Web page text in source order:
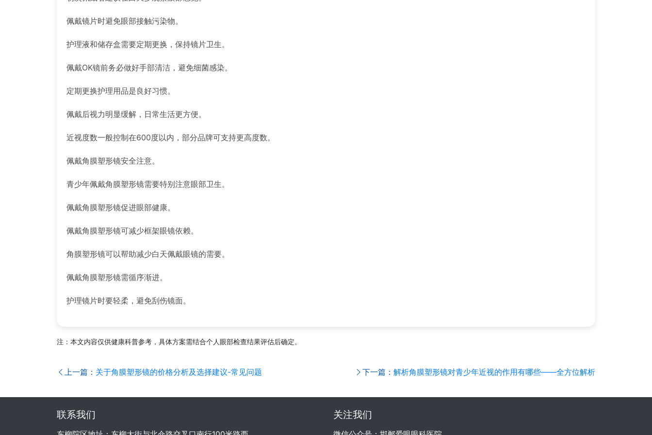
佩戴镜片时避免眼部接触污染物。
护理液和储存盒需要定期更换，保持镜片卫生。
佩戴OK镜前务必做好手部清洁，避免细菌感染。
定期更换护理用品是良好习惯。
佩戴后视力明显缓解，日常生活更方便。
近视度数一般控制在600度以内，部分品牌可支持更高度数。
佩戴角膜塑形镜安全注意。
青少年佩戴角膜塑形镜需要特别注意眼部卫生。
佩戴角膜塑形镜促进眼部健康。
佩戴角膜塑形镜可减少框架眼镜依赖。
角膜塑形镜可以帮助减少白天佩戴眼镜的需要。
佩戴角膜塑形镜需循序渐进。
护理镜片时要轻柔，避免刮伤镜面。
注：本文内容仅供健康科普参考，具体方案需结合个人眼部检查结果评估后确定。
上一篇： 关于角膜塑形镜的价格分析及选择建议-常见问题 下一篇： 解析角膜塑形镜对青少年近视的作用有哪些——全方位解析
联系我们 关注我们